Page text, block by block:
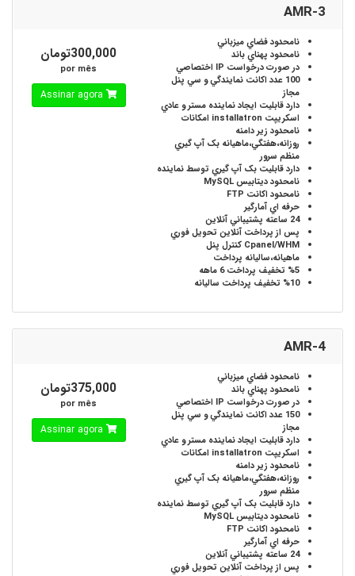
AMR-3
نامحدودفضاي ميزباني
نامحدود پهناي باند
در صورت درخواست
100 عدد
اکانت نمايندگي و سي پنل
مجاز
داردقابليت ايجاد نماينده مستر و عادي
اسکريپت installatron
امکانات
نامحدود زير دامنه
روزانه،هفتگي،ماهيانه بک آپ گيري
منظم سرور
داردقابليت بک آپ گيري توسط نماينده
نامحدودديتابيس MySQL
نامحدود اکانت FTP
حرفه ايآمارگير
24 ساعته
پشتيباني آنلاين
پس از پرداخت آنلاين تحويل فوري
Cpanel/WHM کنترل پنل
ماهيانه،ساليانه پرداخت
%5 تخفيف پرداخت 6 ماهه
%10 تخفيف پرداخت ساليانه
300,000تومان
por mês
Assinar agora
AMR-4
نامحدودفضاي ميزباني
نامحدود پهناي باند
در صورت درخواست
150 عدد
اکانت نمايندگي و سي پنل
مجاز
داردقابليت ايجاد نماينده مستر و عادي
اسکريپت installatron
امکانات
نامحدود زير دامنه
روزانه،هفتگي،ماهيانه بک آپ گيري
منظم سرور
داردقابليت بک آپ گيري توسط نماينده
نامحدودديتابيس MySQL
نامحدود اکانت FTP
حرفه ايآمارگير
24 ساعته
پشتيباني آنلاين
پس از پرداخت آنلاين تحويل فوري
375,000تومان
por mês
Assinar agora